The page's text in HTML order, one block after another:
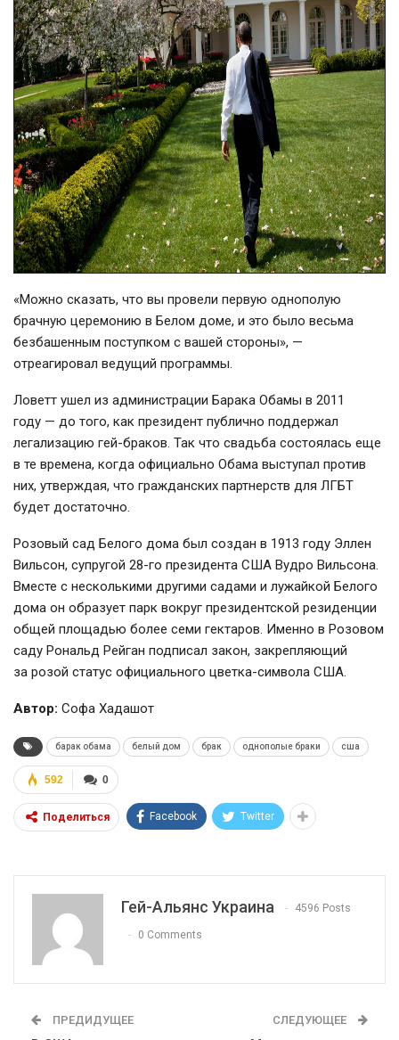
«Можно сказать, что вы провели первую однополую
брачную церемонию в Белом доме, и это было весьма
безбашенным поступком с вашей стороны», —
отреагировал ведущий программы.
Ловетт ушел из администрации Барака Обамы в 2011
году — до того, как президент публично поддержал
легализацию гей-браков. Так что свадьба состоялась еще
в те времена, когда официально Обама выступал против
них, утверждая, что гражданских партнерств для ЛГБТ
будет достаточно.
Розовый сад Белого дома был создан в 1913 году Эллен
Вильсон, супругой 28-го президента США Вудро Вильсона.
Вместе с несколькими другими садами и лужайкой Белого
дома он образует парк вокруг президентской резиденции
общей площадью более семи гектаров. Именно в Розовом
саду Рональд Рейган подписал закон, закрепляющий
за розой статус официального цветка-символа США.
Автор: Софа Хадашот
барак обама белый дом брак однополые браки сша
0
592
Поделиться Facebook Twitter
Гей-Альянс Украина 4596 Posts
0 Comments
ПРЕДИДУЩЕЕ СЛЕДУЮЩЕЕ